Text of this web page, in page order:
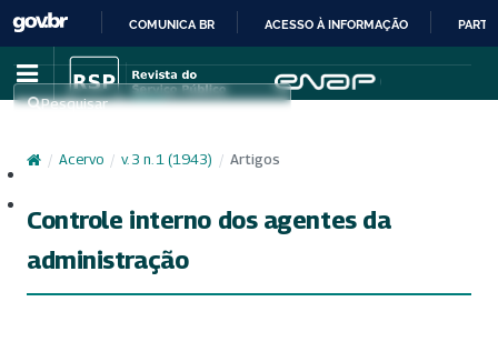
IR
PARA
CONTEÚDO
COMUNICA BR ACESSO À INFORMAÇÃO
Pesquisar
/ Acervo / v. 3 n. 1 (1943) / Artigos
Controle interno dos agentes da
administração